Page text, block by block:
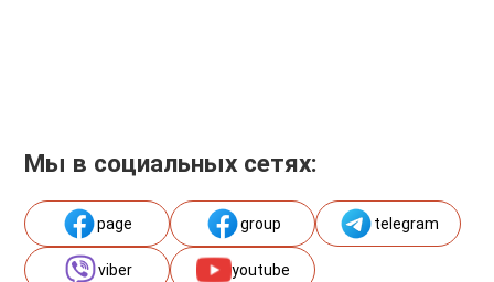
Мы в социальных сетях:
page group telegram
viber youtube